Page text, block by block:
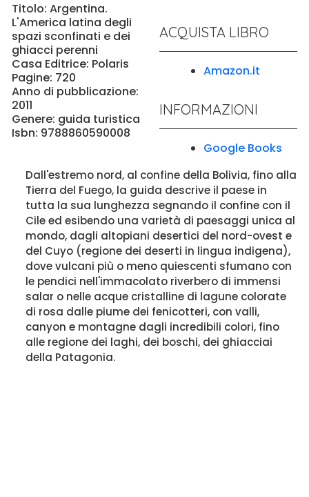
ACQUISTA LIBRO
Amazon.it
INFORMAZIONI
Google Books
Titolo: Argentina.
L'America latina degli
spazi sconfinati e dei
ghiacci perenni
Casa Editrice: Polaris
Pagine: 720
Anno di pubblicazione:
2011
Genere: guida turistica
Isbn: 9788860590008
Dall'estremo nord, al confine della Bolivia, fino alla
Tierra del Fuego, la guida descrive il paese in
tutta la sua lunghezza segnando il confine con il
Cile ed esibendo una varietà di paesaggi unica al
mondo, dagli altopiani desertici del nord-ovest e
del Cuyo (regione dei deserti in lingua indigena),
dove vulcani più o meno quiescenti sfumano con
le pendici nell'immacolato riverbero di immensi
salar o nelle acque cristalline di lagune colorate
di rosa dalle piume dei fenicotteri, con valli,
canyon e montagne dagli incredibili colori, fino
alle regione dei laghi, dei boschi, dei ghiacciai
della Patagonia.